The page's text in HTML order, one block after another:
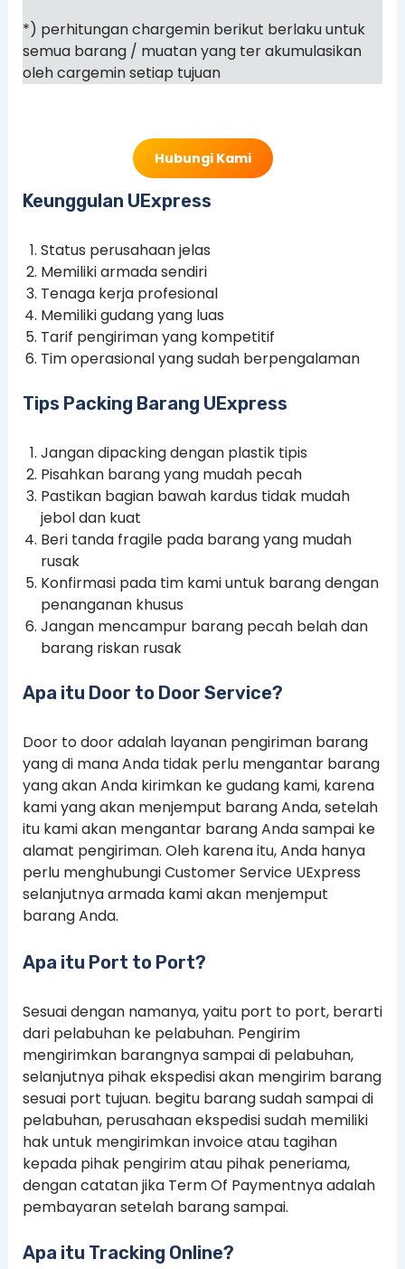
*) perhitungan chargemin berikut berlaku untuk
semua barang / muatan yang ter akumulasikan
oleh cargemin setiap tujuan
Hubungi Kami
Keunggulan UExpress
Status perusahaan jelas
Memiliki armada sendiri
Tenaga kerja profesional
Memiliki gudang yang luas
Tarif pengiriman yang kompetitif
Tim operasional yang sudah berpengalaman
Tips Packing Barang UExpress
Jangan dipacking dengan plastik tipis
Pisahkan barang yang mudah pecah
Pastikan bagian bawah kardus tidak mudah
jebol dan kuat
Beri tanda fragile pada barang yang mudah
rusak
Konfirmasi pada tim kami untuk barang dengan
penanganan khusus
Jangan mencampur barang pecah belah dan
barang riskan rusak
Apa itu Door to Door Service?
Door to door adalah layanan pengiriman barang
yang di mana Anda tidak perlu mengantar barang
yang akan Anda kirimkan ke gudang kami, karena
kami yang akan menjemput barang Anda, setelah
itu kami akan mengantar barang Anda sampai ke
alamat pengiriman. Oleh karena itu, Anda hanya
perlu menghubungi Customer Service UExpress
selanjutnya armada kami akan menjemput
barang Anda.
Apa itu Port to Port?
Sesuai dengan namanya, yaitu port to port, berarti
dari pelabuhan ke pelabuhan. Pengirim
mengirimkan barangnya sampai di pelabuhan,
selanjutnya pihak ekspedisi akan mengirim barang
sesuai port tujuan. begitu barang sudah sampai di
pelabuhan, perusahaan ekspedisi sudah memiliki
hak untuk mengirimkan invoice atau tagihan
kepada pihak pengirim atau pihak peneriama,
dengan catatan jika Term Of Paymentnya adalah
pembayaran setelah barang sampai.
Apa itu Tracking Online?